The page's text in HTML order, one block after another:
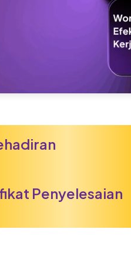
Penyelesaian